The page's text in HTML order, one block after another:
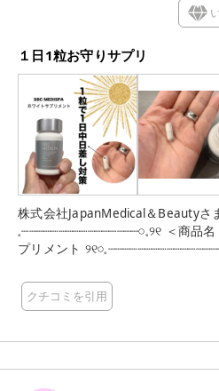
１日1粒お守りサプリ
株式会社JapanMedical＆Beautyさま
𓈒‬‬┈┈┈┈┈┈┈┈┈┈┈┈┈┈┈┈𓏸𓈒୨୧ ＜商品名＞SBC MEDISPA ホワイトサ
プリメント ‪‬୨୧‬𓏸𓈒‬‬┈┈┈┈┈┈┈┈┈┈┈┈┈┈┈┈𓏸𓈒୨୧ 最近の日差し対策は外
ね！ わたしも実は併用中！ 毎朝1粒飲むだけ！ 粒は小さくて飲
みやすく毎日無理することなく続
#湘南美容クリニック #ホワイト
クチコミを引用